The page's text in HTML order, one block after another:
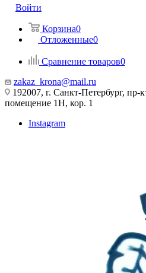
Войти
Корзина0
Отложенные0
Сравнение товаров0
zakaz_krona@mail.ru
192007, г. Санкт-Петербург,
помещение 1Н, кор. 1
Instagram